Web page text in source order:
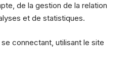
de la gestion de la relation
et de statistiques.
connectant, utilisant le site